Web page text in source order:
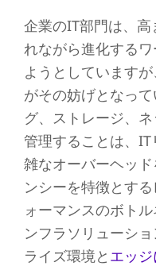
企業のIT部門は、
れながら進化する
ようとしています
がその妨げとなっ
グ、ストレージ、
管理することは、
雑なオーバーヘッ
ンシーを特徴とす
ォーマンスのボト
ンフラソリューシ
ライズ環境と エッ